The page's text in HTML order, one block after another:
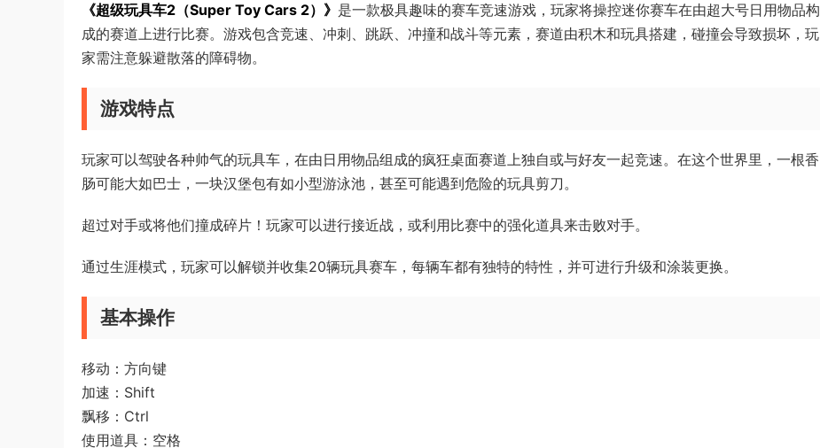
《超级玩具车2（Super Toy Cars 2）》 是一款极具趣味的赛车竞速游戏，玩家将操控迷你赛车在由超大号日用物品构
成的赛道上进行比赛。游戏包含竞速、冲刺、跳跃、冲撞和战斗等元素，赛道由积木和玩具搭建，碰撞会导致损坏，玩
家需注意躲避散落的障碍物。
游戏特点
玩家可以驾驶各种帅气的玩具车，在由日用物品组成的疯狂桌面赛道上独自或与好友一起竞速。在这个世界里，一根香
肠可能大如巴士，一块汉堡包有如小型游泳池，甚至可能遇到危险的玩具剪刀。
超过对手或将他们撞成碎片！玩家可以进行接近战，或利用比赛中的强化道具来击败对手。
通过生涯模式，玩家可以解锁并收集20辆玩具赛车，每辆车都有独特的特性，并可进行升级和涂装更换。
基本操作
移动：方向键
加速：Shift
飘移：Ctrl
使用道具：空格